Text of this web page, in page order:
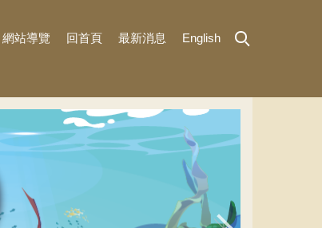
網站導覽 回首頁 最新消息 English